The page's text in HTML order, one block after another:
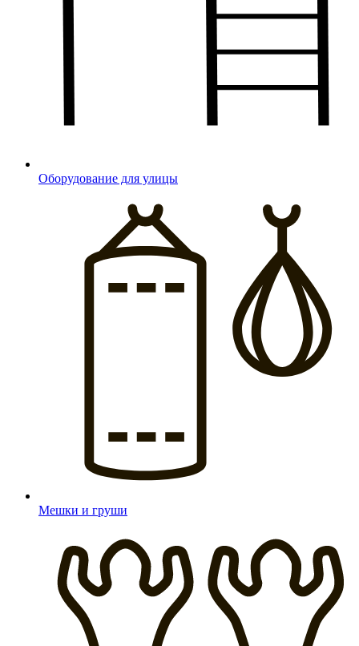
Оборудование для улицы
Мешки и груши